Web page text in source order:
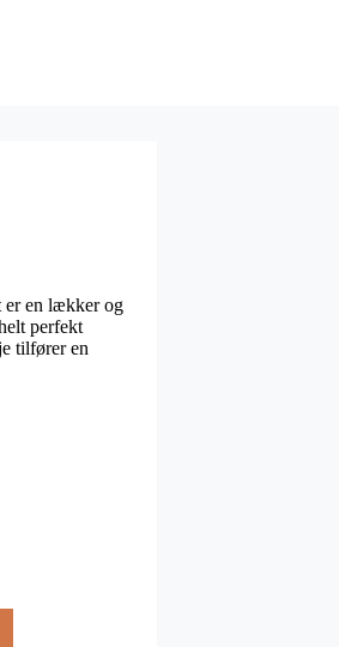
er en lækker og
perfekt
tilfører en